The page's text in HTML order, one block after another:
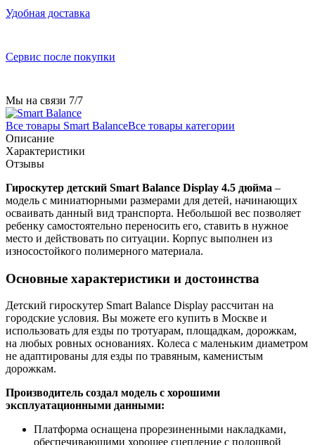
Удобная доставка
Сервис после покупки
Мы на связи 7/7
Все товары Smart BalanceВсе товары категории
Описание
Характеристики
Отзывы
Гироскутер детский Smart Balance Display 4.5 дюйма –
модель с миниатюрными размерами для детей, начинающих
осваивать данный вид транспорта. Небольшой вес позволяет
ребенку самостоятельно переносить его, ставить в нужное
место и действовать по ситуации. Корпус выполнен из
износостойкого полимерного материала.
Основные характеристики и достоинства
Детский гироскутер Smart Balance Display рассчитан на
городские условия. Вы можете его купить в Москве и
использовать для езды по тротуарам, площадкам, дорожкам,
на любых ровных основаниях. Колеса с маленьким диаметром
не адаптированы для езды по травяным, каменистым
дорожкам.
Производитель создал модель с хорошими
эксплуатационными данными:
Платформа оснащена прорезиненными накладками,
обеспечивающими хорошее сцепление с подошвой